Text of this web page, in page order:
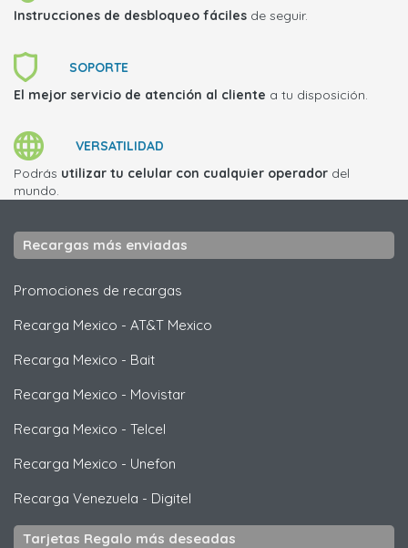
Instrucciones de desbloqueo fáciles de seguir.
SOPORTE
El mejor servicio de atención al cliente a tu disposición.
VERSATILIDAD
Podrás utilizar tu celular con cualquier operador del
mundo.
Recargas más enviadas
Promociones de recargas
Recarga Mexico - AT&T Mexico
Recarga Mexico - Bait
Recarga Mexico - Movistar
Recarga Mexico - Telcel
Recarga Mexico - Unefon
Recarga Venezuela - Digitel
Tarjetas Regalo más deseadas